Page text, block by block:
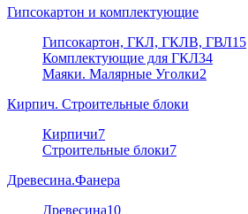
Гипсокартон и комплектующие
Гипсокартон, ГКЛ, ГКЛВ, ГВЛ15
Комплектующие для ГКЛ34
Маяки. Малярные Уголки2
Кирпич. Строительные блоки
Кирпичи7
Строительные блоки7
Древесина.Фанера
Древесина10